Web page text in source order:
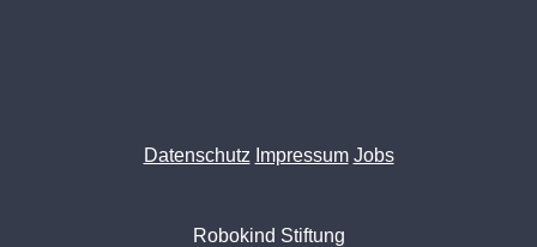
Datenschutz Impressum Jobs
Robokind Stiftung